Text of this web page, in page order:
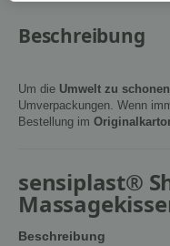
Beschreibung
Um die Umwelt zu schonen
Umverpackungen. Wenn
Bestellung im
sensiplast®
Beschreibung